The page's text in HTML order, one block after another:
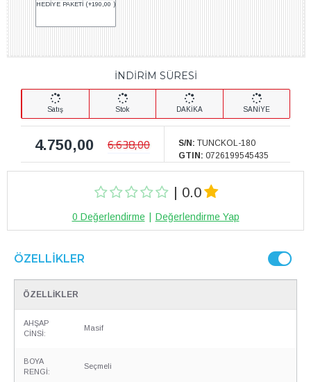
| 0.0
0 Değerlendirme Değerlendirme Yap
İNDİRİM SÜRESİ
Satış Stok DAKİKA SANİYE
4.750,00 6.638,00 S/N: TUNCKOL-180
GTIN: 0726199545435
HEDİYE PAKETİ (+190,00 )
ÖZELLIKLER
ÖZELLİKLER
AHŞAP
CİNSİ:
Masif
BOYA
RENGİ:
Seçmeli